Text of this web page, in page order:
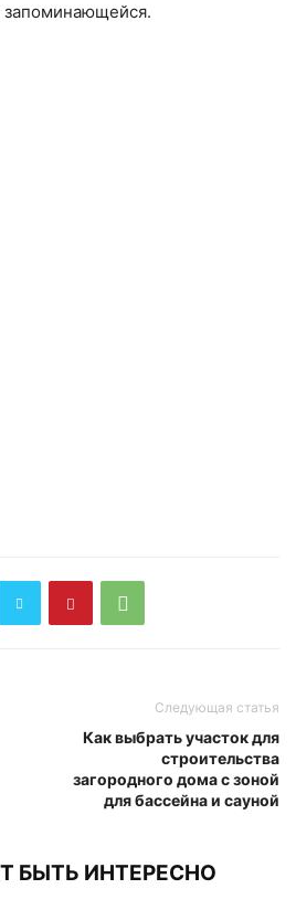
Следующая статья
Как выбрать участок для
строительства
загородного дома с зоной
для бассейна и сауной
БЫТЬ ИНТЕРЕСНО